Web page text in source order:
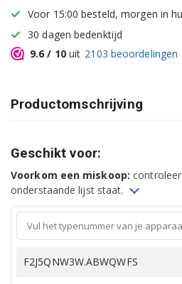
Voor 15:00 besteld, morgen in
30 dagen bedenktijd
9.6 / 10uit 2103 beoordelingen
Productomschrijving
Geschikt voor:
Voorkom een miskoop:
onderstaande lijst staat.
F2J5QNW3W.ABWQWFS